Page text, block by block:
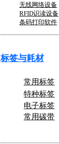
无线网络设备
RFID识读设备
条码打印软件
标签与耗材
常用标签
特种标签
电子标签
常用碳带